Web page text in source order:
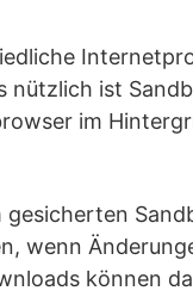
nützlich ist
im
wenn
können